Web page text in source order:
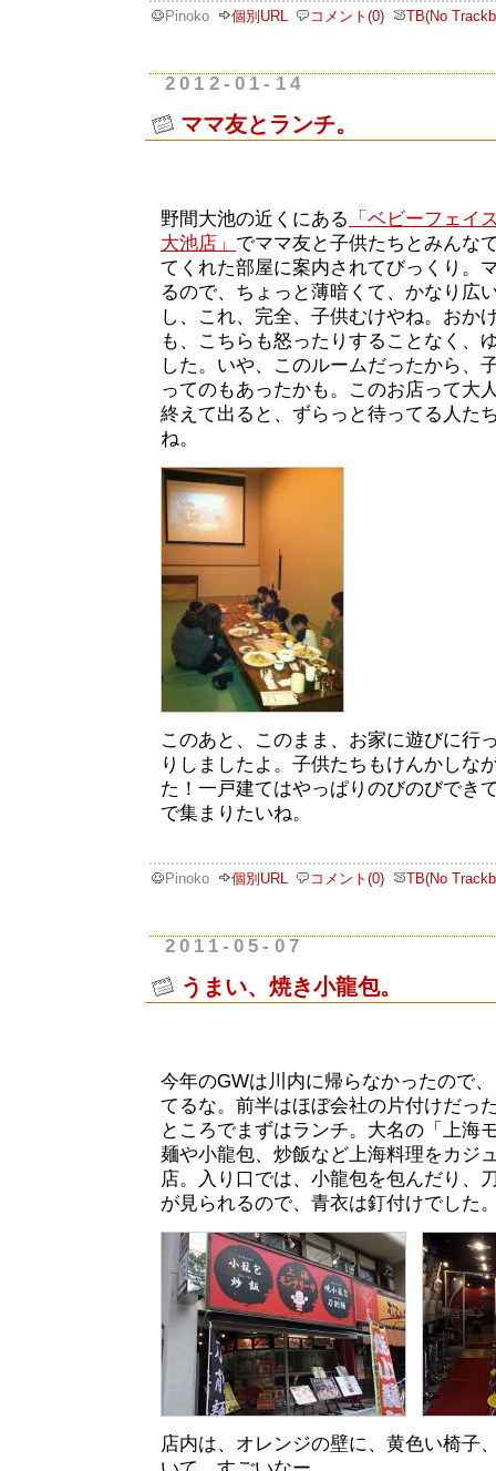
Pinoko 個別URL コメント(0) TB(No
2012-01-14
ママ友とランチ。
野間大池の近くにある
「ベビーフェイ
大池店」 でママ友と子供たちとみんな
てくれた部屋に案内されてびっくり。
るので、ちょっと薄暗くて、かなり広
し、これ、完全、子供むけやね。おか
も、こちらも怒ったりすることなく、
した。いや、このルームだったから、
ってのもあったかも。このお店って大
終えて出ると、ずらっと待ってる人た
ね。
このあと、このまま、お家に遊びに行
りしましたよ。子供たちもけんかしな
た！一戸建てはやっぱりのびのびでき
で集まりたいね。
Pinoko 個別URL コメント(0) TB(No
2011-05-07
うまい、焼き小龍包。
今年のGWは川内に帰らなかったので
てるな。前半はほぼ会社の片付けだっ
ところでまずはランチ。大名の「上海
麺や小龍包、炒飯など上海料理をカジ
店。入り口では、小龍包を包んだり、
が見られるので、青衣は釘付けでした
店内は、オレンジの壁に、黄色い椅子